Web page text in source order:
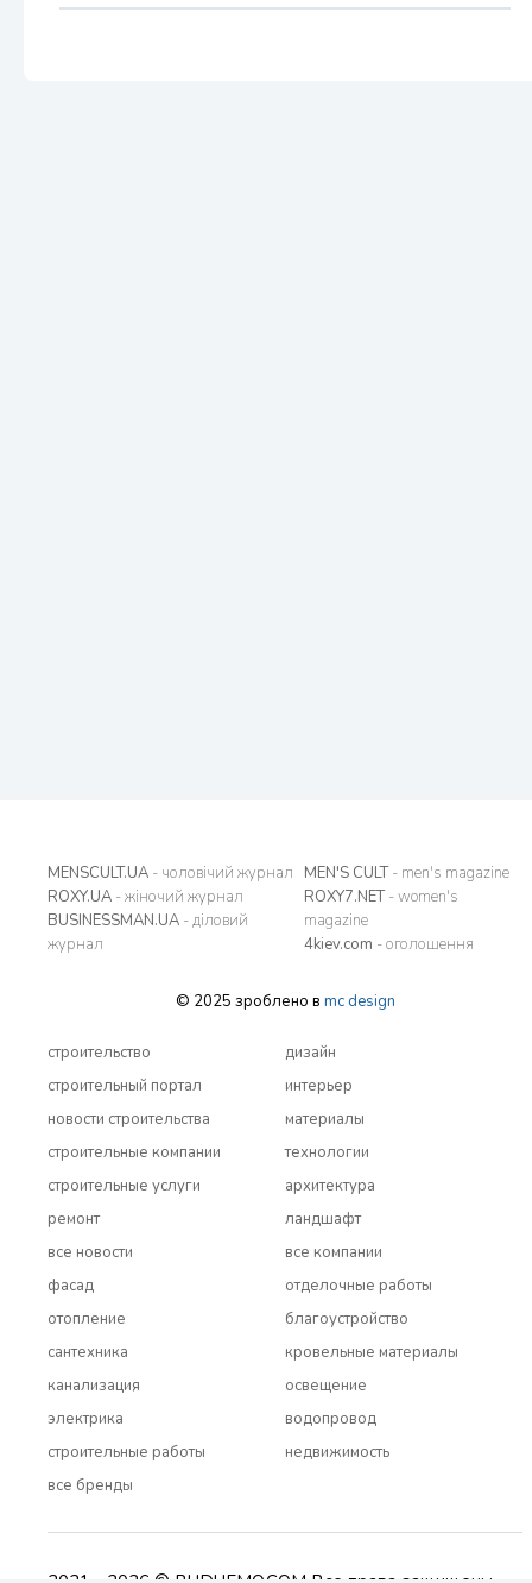
MENSCULT.UA - чоловічий журнал
ROXY.UA - жіночий журнал
BUSINESSMAN.UA - діловий
журнал
MEN'S CULT- men's magazine
ROXY7.NET- women's
magazine
4kiev.com - оголошення
© 2025 зроблено в mc design
строительство
строительный портал
новости строительства
строительные компании
строительные услуги
ремонт
все новости
дизайн
интерьер
материалы
технологии
архитектура
ландшафт
все компании
фасад
отопление
сантехника
канализация
электрика
строительные работы
все бренды
отделочные работы
благоустройство
кровельные материалы
освещение
водопровод
недвижимость